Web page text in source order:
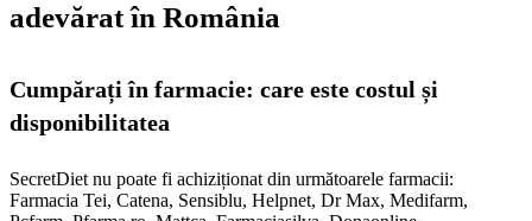
adevărat în România
Cumpărați în farmacie: care este costul și
disponibilitatea
SecretDiet nu poate fi achiziționat din următoarele farmacii:
Farmacia Tei, Catena, Sensiblu, Helpnet, Dr Max, Medifarm,